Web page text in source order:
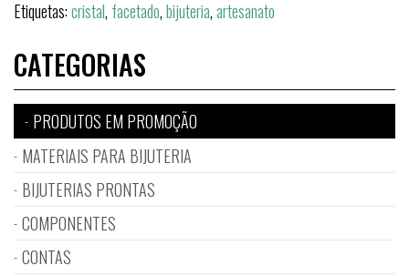
Etiquetas:cristal, facetado,bijuteria,artesanato
CATEGORIAS
PRODUTOS EM PROMOÇÃO
MATERIAIS PARA BIJUTERIA
BIJUTERIAS PRONTAS
COMPONENTES
CONTAS